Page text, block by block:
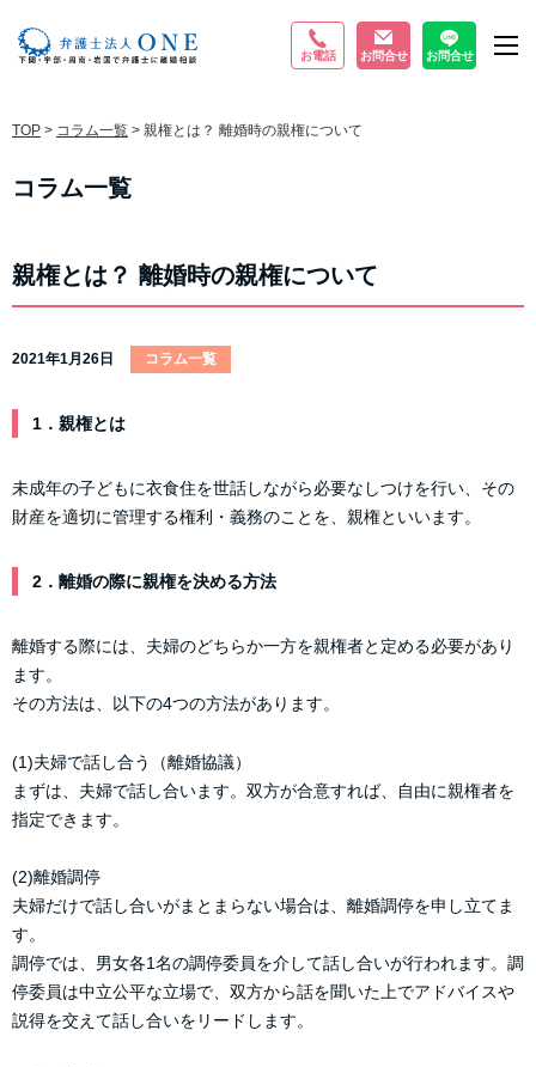
お電話 お問合せ お問合せ
TOP > コラム一覧 > 親権とは？ 離婚時の親権について
コラム一覧
親権とは？ 離婚時の親権について
2021年1月26日 コラム一覧
1．親権とは
未成年の子どもに衣食住を世話しながら必要なしつけを行い、その
財産を適切に管理する権利・義務のことを、親権といいます。
2．離婚の際に親権を決める方法
離婚する際には、夫婦のどちらか一方を親権者と定める必要があり
ます。
その方法は、以下の4つの方法があります。
(1)夫婦で話し合う（離婚協議）
まずは、夫婦で話し合います。双方が合意すれば、自由に親権者を
指定できます。
(2)離婚調停
夫婦だけで話し合いがまとまらない場合は、離婚調停を申し立てま
す。
調停では、男女各1名の調停委員を介して話し合いが行われます。調
停委員は中立公平な立場で、双方から話を聞いた上でアドバイスや
説得を交えて話し合いをリードします。